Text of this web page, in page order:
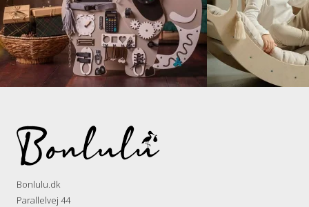
Bonlulu.dk
Parallelvej 44